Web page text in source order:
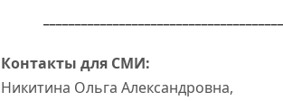
Контакты для СМИ:
Никитина Ольга Александровна,